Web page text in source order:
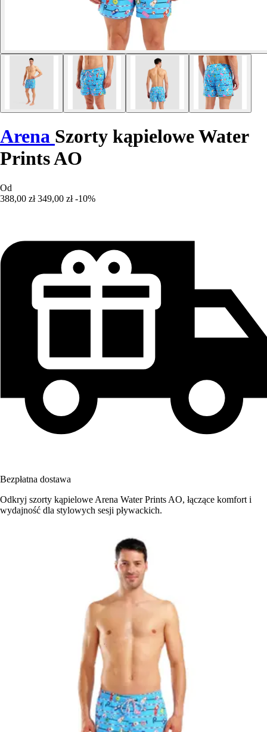
Arena Szorty kąpielowe Water
Prints AO
Od
388,00 zł 349,00 zł -10%
Bezpłatna dostawa
Odkryj szorty kąpielowe Arena Water Prints AO, łączące komfort i
wydajność dla stylowych sesji pływackich.